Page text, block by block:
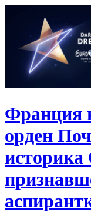
Франция
орден
историка